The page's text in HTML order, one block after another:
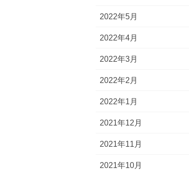
2022年5月
2022年4月
2022年3月
2022年2月
2022年1月
2021年12月
2021年11月
2021年10月